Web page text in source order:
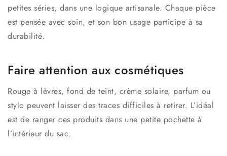
petites séries, dans une logique artisanale. Chaque pièce
est pensée avec soin, et son bon usage participe à sa
durabilité.
Faire attention aux cosmétiques
Rouge à lèvres, fond de teint, crème solaire, parfum ou
stylo peuvent laisser des traces difficiles à retirer. L’idéal
est de ranger ces produits dans une petite pochette à
l’intérieur du sac.